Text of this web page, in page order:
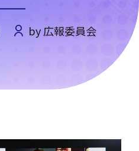
by 広報委員会